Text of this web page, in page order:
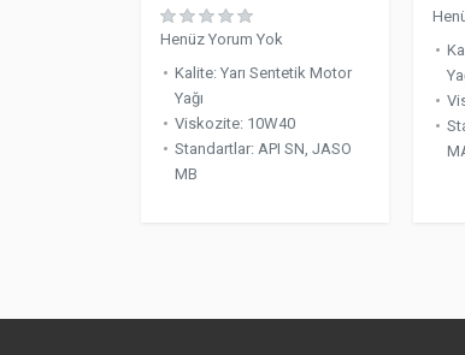
Henüz Yorum Yok
Kalite: Yarı Sentetik Motor
Yağı
Viskozite: 10W40
Standartlar: API SN, JASO
MB